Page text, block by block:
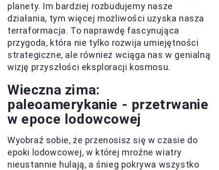
planety. Im bardziej rozbudujemy nasze
działania, tym więcej możliwości uzyska nasza
terraformacja. To naprawdę fascynująca
przygoda, która nie tylko rozwija umiejętności
strategiczne, ale również wciąga nas w genialną
wizję przyszłości eksploracji kosmosu.
Wieczna zima:
paleoamerykanie - przetrwanie
w epoce lodowcowej
Wyobraź sobie, że przenosisz się w czasie do
epoki lodowcowej, w której mroźne wiatry
nieustannie hulają, a śnieg pokrywa wszystko